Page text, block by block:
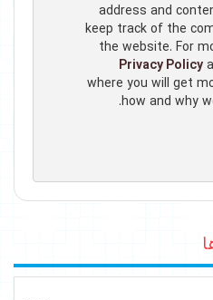
address and
keep track of the
the website. For
Privacy Policy
where you will get
how and why